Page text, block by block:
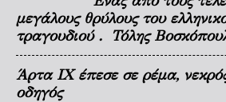
μεγάλους θρύλους του
τραγουδιού . Τόλης
Άρτα ΙΧ έπεσε σε ρέμα,
οδηγός